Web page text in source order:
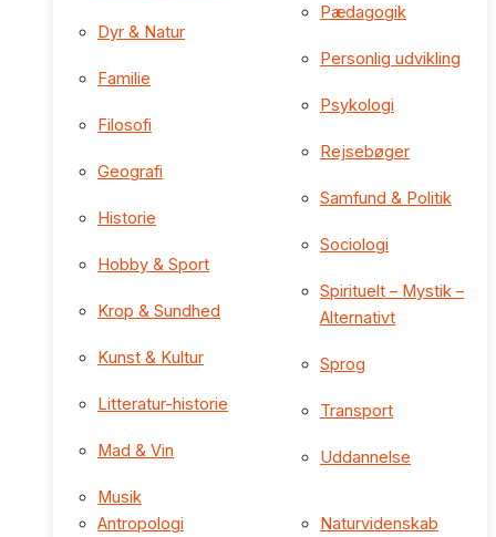
Dyr & Natur
Familie
Filosofi
Geografi
Historie
Hobby & Sport
Krop & Sundhed
Kunst & Kultur
Litteratur-historie
Mad & Vin
Musik
Pædagogik
Personlig udvikling
Psykologi
Rejsebøger
Samfund & Politik
Sociologi
Spirituelt – Mystik –
Alternativt
Sprog
Transport
Uddannelse
Antropologi
Naturvidenskab